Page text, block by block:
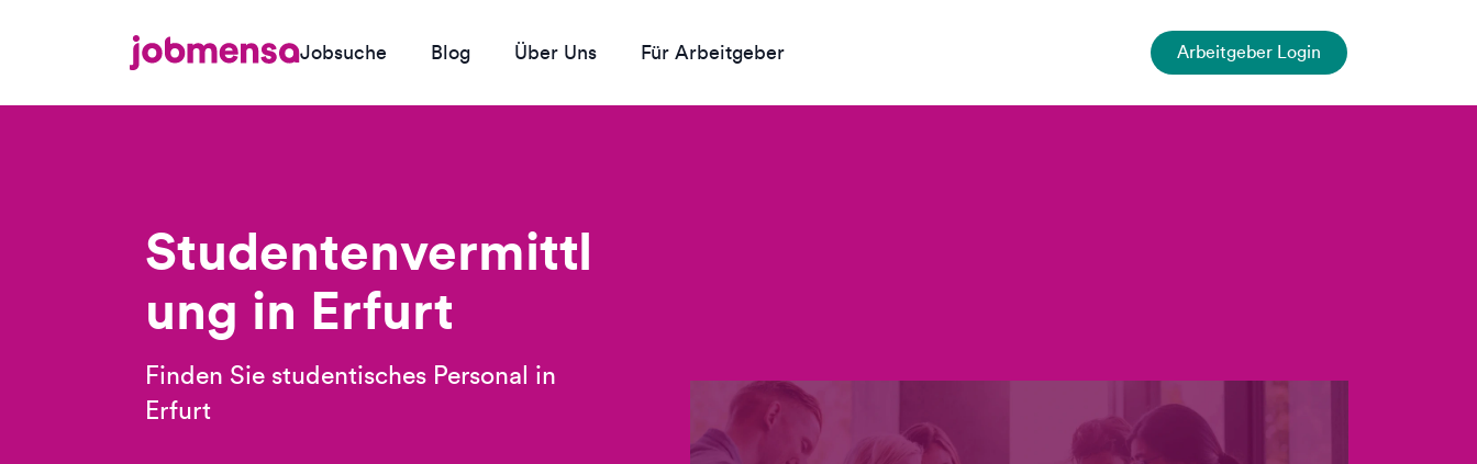
Jobsuche Blog Über Uns Für Arbeitgeber Arbeitgeber Login
Studentenvermittl
ung in Erfurt
Finden Sie studentisches Personal in
Erfurt